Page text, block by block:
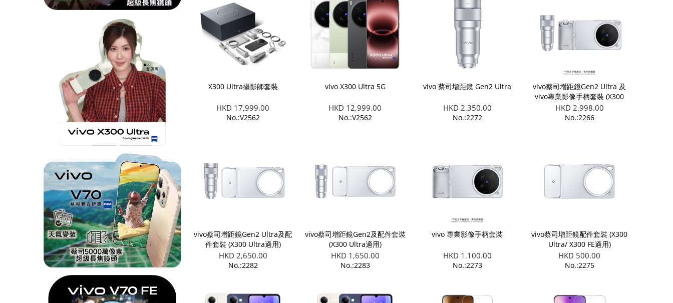
X300 Ultra攝影師套裝
HKD 17,999.00
No.:V2562
vivo X300 Ultra 5G
HKD 12,999.00
No.:V2562
vivo 蔡司增距鏡 Gen2 Ultra
HKD 2,350.00
No.:2272
vivo蔡司增距鏡Gen2 Ultra 及
vivo專業影像手柄套裝 (X300
Ultra適用)
HKD 2,998.00
No.:2266
vivo蔡司增距鏡Gen2 Ultra及配
件套裝 (X300 Ultra適用)
HKD 2,650.00
No.:2282
vivo蔡司增距鏡Gen2及配件套裝
(X300 Ultra適用)
HKD 1,650.00
No.:2283
vivo 專業影像手柄套裝
HKD 1,100.00
No.:2273
vivo蔡司增距鏡配件套裝 (X300
Ultra/ X300 FE適用)
HKD 500.00
No.:2275